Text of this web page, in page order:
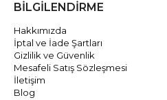
BİLGİLENDİRME
Hakkımızda
İptal ve İade Şartları
Gizlilik ve Güvenlik
Mesafeli Satış Sözleşmesi
İletişim
Blog